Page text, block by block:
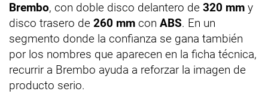
Brembo, con doble disco delantero de 320 mm y
disco trasero de 260 mm con ABS. En un
segmento donde la confianza se gana también
por los nombres que aparecen en la ficha técnica,
recurrir a Brembo ayuda a reforzar la imagen de
producto serio.